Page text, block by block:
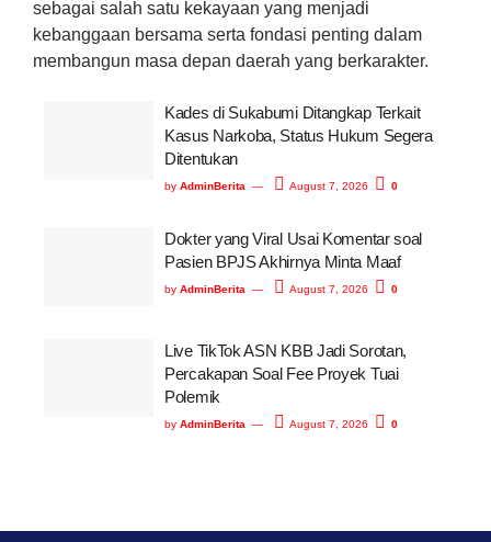
sebagai salah satu kekayaan yang menjadi
kebanggaan bersama serta fondasi penting dalam
membangun masa depan daerah yang berkarakter.
Kades di Sukabumi Ditangkap Terkait
Kasus Narkoba, Status Hukum Segera
Ditentukan
by AdminBerita August 7, 2026 0
Dokter yang Viral Usai Komentar soal
Pasien BPJS Akhirnya Minta Maaf
by AdminBerita August 7, 2026 0
Live TikTok ASN KBB Jadi Sorotan,
Percakapan Soal Fee Proyek Tuai
Polemik
by AdminBerita August 7, 2026 0